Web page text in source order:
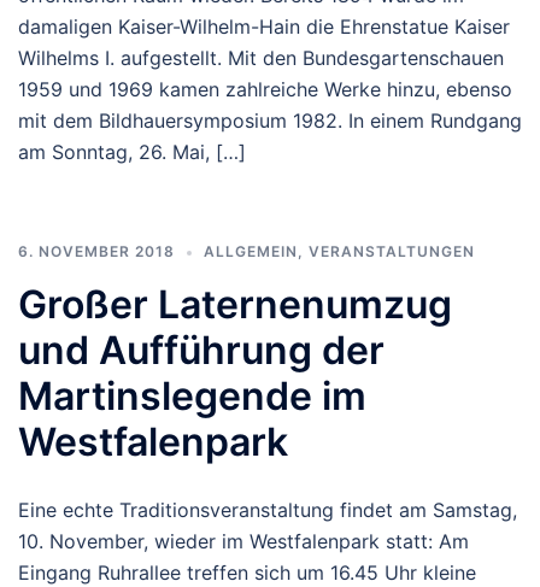
damaligen Kaiser-Wilhelm-Hain die Ehrenstatue Kaiser
Wilhelms I. aufgestellt. Mit den Bundesgartenschauen
1959 und 1969 kamen zahlreiche Werke hinzu, ebenso
mit dem Bildhauersymposium 1982. In einem Rundgang
am Sonntag, 26. Mai, […]
6. NOVEMBER 2018 ALLGEMEIN , VERANSTALTUNGEN
Großer Laternenumzug
und Aufführung der
Martinslegende im
Westfalenpark
Eine echte Traditionsveranstaltung findet am Samstag,
10. November, wieder im Westfalenpark statt: Am
Eingang Ruhrallee treffen sich um 16.45 Uhr kleine